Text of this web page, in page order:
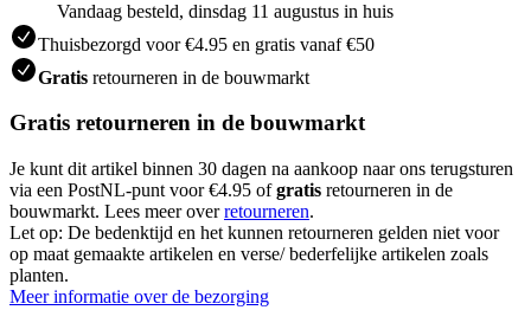
Vandaag besteld, dinsdag 11 augustus in huis
Thuisbezorgd voor €4.95 en gratis vanaf €50
Gratis retourneren in de bouwmarkt
Gratis retourneren in de bouwmarkt
Je kunt dit artikel binnen 30 dagen na aankoop naar ons terugsturen
via een PostNL-punt voor €4.95 ofgratis retourneren in de
bouwmarkt. Lees meer overretourneren.
Let op: De bedenktijd en het kunnen retourneren gelden niet voor
op maat gemaakte artikelen en verse/ bederfelijke artikelen zoals
planten.
Meer informatie over de bezorging